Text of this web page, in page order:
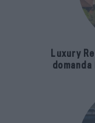
Luxury